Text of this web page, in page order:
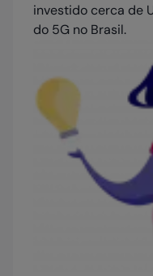
investido cerca de
do 5G no Brasil.